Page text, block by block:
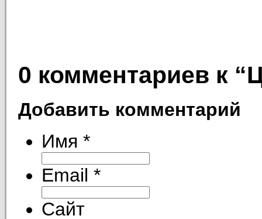
0 комментариев к “
Добавить комментарий
Имя *
Email *
Сайт